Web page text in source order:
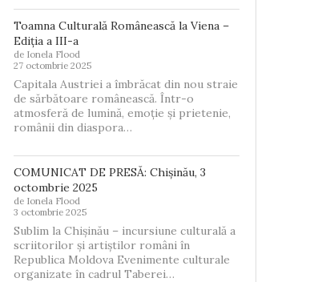
Toamna Culturală Românească la Viena –
Ediția a III-a
de Ionela Flood
27 octombrie 2025
Capitala Austriei a îmbrăcat din nou straie
de sărbătoare românească. Într-o
atmosferă de lumină, emoție și prietenie,
românii din diaspora…
COMUNICAT DE PRESĂ: Chișinău, 3
octombrie 2025
de Ionela Flood
3 octombrie 2025
Sublim la Chișinău – incursiune culturală a
scriitorilor și artiștilor români în
Republica Moldova Evenimente culturale
organizate în cadrul Taberei…